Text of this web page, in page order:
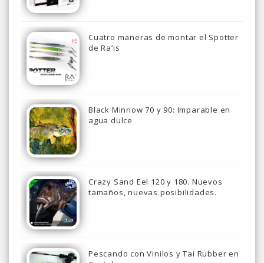
Cuatro maneras de montar el Spotter
de Ra’is
Black Minnow 70 y 90: Imparable en
agua dulce
Crazy Sand Eel 120 y 180. Nuevos
tamaños, nuevas posibilidades.
Pescando con Vinilos y Tai Rubber en